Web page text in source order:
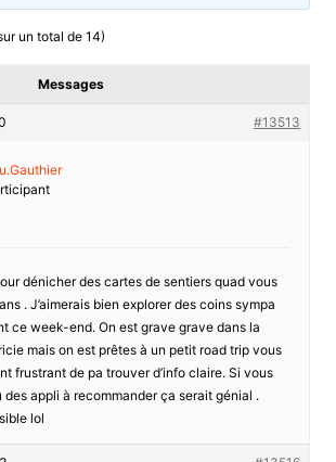
un total de 14)
Messages
#13513
dénicher des cartes de sentiers quad vous
. J’aimerais bien explorer des coins sympa
ce week-end. On est grave grave dans la
mais on est prêtes à un petit road trip vous
frustrant de pa trouver d’info claire. Si vous
appli à recommander ça serait génial .
lol